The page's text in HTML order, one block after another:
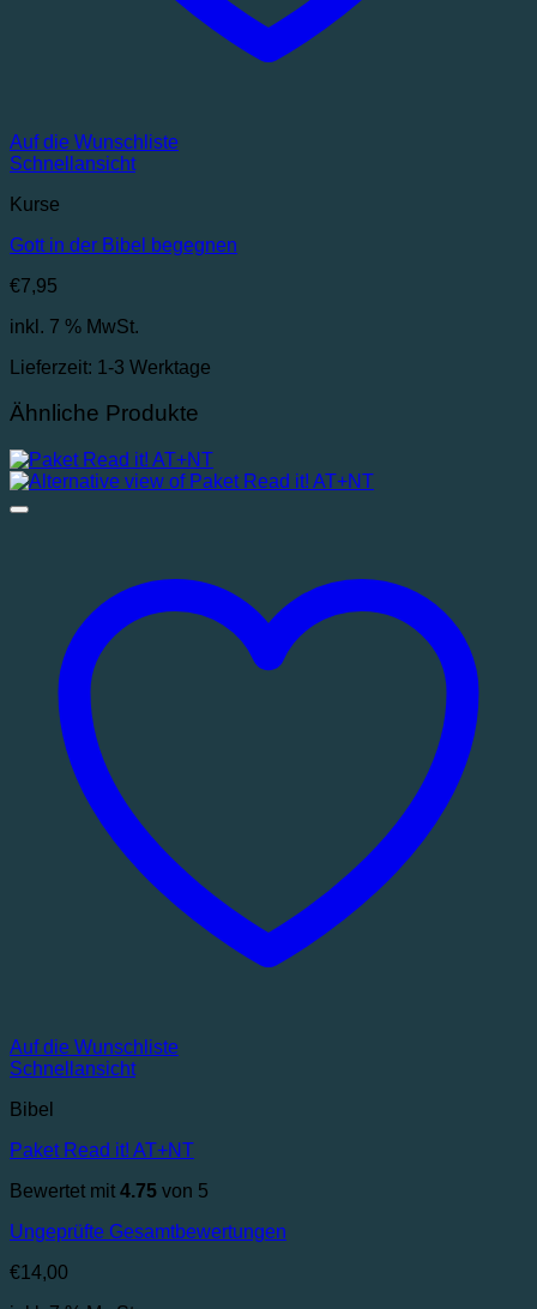
Auf die Wunschliste
Schnellansicht
Kurse
Gott in der Bibel begegnen
€7,95
inkl. 7 % MwSt.
Lieferzeit: 1-3 Werktage
Ähnliche Produkte
Auf die Wunschliste
Schnellansicht
Bibel
Paket Read it! AT+NT
Bewertet mit 4.75 von 5
Ungeprüfte Gesamtbewertungen
€14,00